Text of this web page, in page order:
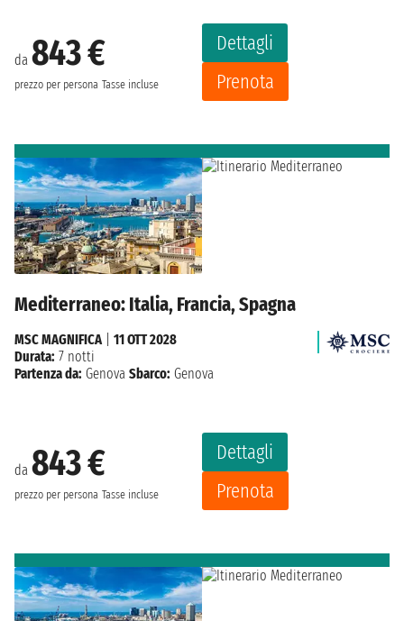
da 843 €
prezzo per persona Tasse incluse
Dettagli
Prenota
Mediterraneo: Italia, Francia, Spagna
da 843 €
prezzo per persona Tasse incluse
Dettagli
Prenota
MSC MAGNIFICA| 11 OTT 2028
Durata: 7 notti
Partenza da: Genova Sbarco: Genova